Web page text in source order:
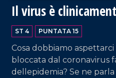
Il virus è
ST 4 PUNTATA 15
Cosa dobbiamo
bloccata dal coronavirus
dellepidemia? Se ne